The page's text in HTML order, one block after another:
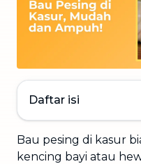
Daftar isi
Bau pesing di kasur
kencing bayi atau